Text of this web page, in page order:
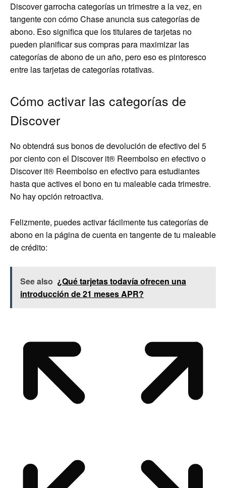
Discover garrocha categorías un trimestre a la vez, en
tangente con cómo Chase anuncia sus categorías de
abono. Eso significa que los titulares de tarjetas no
pueden planificar sus compras para maximizar las
categorías de abono de un año, pero eso es pintoresco
entre las tarjetas de categorías rotativas.
Cómo activar las categorías de
Discover
No obtendrá sus bonos de devolución de efectivo del 5
por ciento con el Discover it® Reembolso en efectivoo
Discover it® Reembolso en efectivo para estudiantes
hasta que actives el bono en tu maleable cada trimestre.
No hay opción retroactiva.
Felizmente, puedes activar fácilmente tus categorías de
abono en la página de cuenta en tangente de tu maleable
de crédito:
See also ¿Qué tarjetas todavía ofrecen una
introducción de 21 meses APR?